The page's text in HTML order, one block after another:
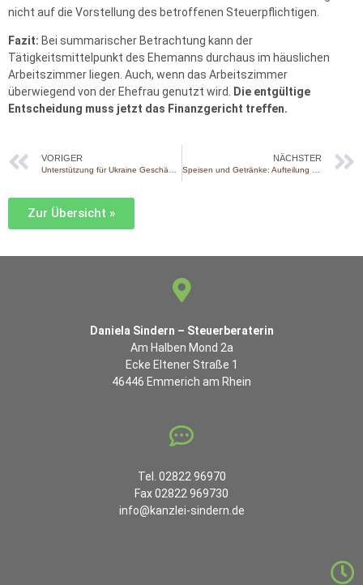
nicht auf die Vorstellung des betroffenen Steuerpflichtigen.
Fazit: Bei summarischer Betrachtung kann der
Tätigkeitsmittelpunkt des Ehemanns durchaus im häuslichen
Arbeitszimmer liegen. Auch, wenn das Arbeitszimmer
überwiegend von der Ehefrau genutzt wird.
Die entgültige
Entscheidung muss jetzt das Finanzgericht treffen.
VORIGER NÄCHSTER
Zur Übersicht »
Daniela Sindern – Steuerberaterin
Am Halben Mond 2a
Ecke Eltener Straße 1
46446 Emmerich am Rhein
Tel. 02822 96970
Fax 02822 969730
info@kanzlei-sindern.de